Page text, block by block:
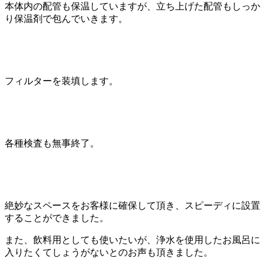
本体内の配管も保温していますが、立ち上げた配管もしっか
り保温剤で包んでいきます。
フィルターを装填します。
各種検査も無事終了。
絶妙なスペースをお客様に確保して頂き、スピーディに設置
することができました。
また、飲料用としても使いたいが、浄水を使用したお風呂に
入りたくてしょうがないとのお声も頂きました。